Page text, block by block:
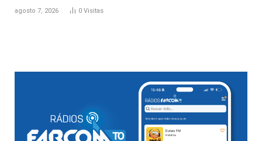
agosto 7, 2026 0 Visitas